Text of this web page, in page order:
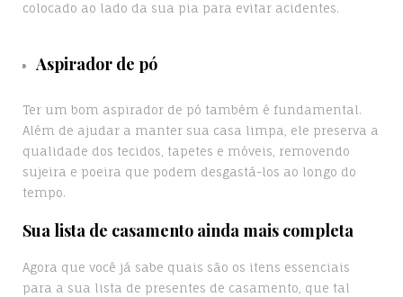
colocado ao lado da sua pia para evitar acidentes.
Aspirador de pó
Ter um bom aspirador de pó também é fundamental.
Além de ajudar a manter sua casa limpa, ele preserva a
qualidade dos tecidos, tapetes e móveis, removendo
sujeira e poeira que podem desgastá-los ao longo do
tempo.
Sua lista de casamento ainda mais completa
Agora que você já sabe quais são os itens essenciais
para a sua lista de presentes de casamento, que tal